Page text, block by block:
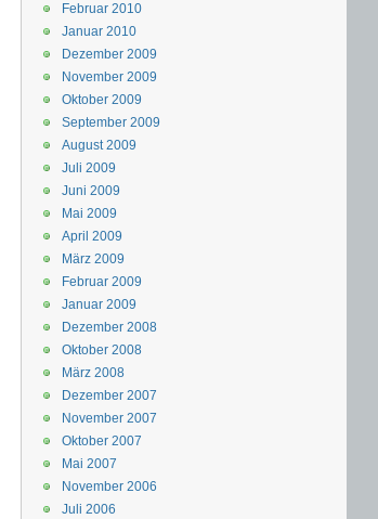
Februar 2010
Januar 2010
Dezember 2009
November 2009
Oktober 2009
September 2009
August 2009
Juli 2009
Juni 2009
Mai 2009
April 2009
März 2009
Februar 2009
Januar 2009
Dezember 2008
Oktober 2008
März 2008
Dezember 2007
November 2007
Oktober 2007
Mai 2007
November 2006
Juli 2006